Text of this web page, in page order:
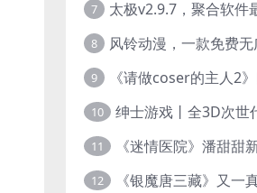
7
8
9
10
11
12